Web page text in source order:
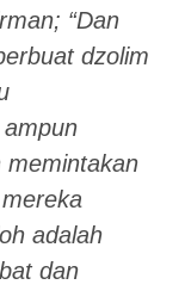
“Dan
dzolim
memintakan
adalah
dan